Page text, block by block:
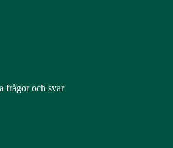
frågor och svar